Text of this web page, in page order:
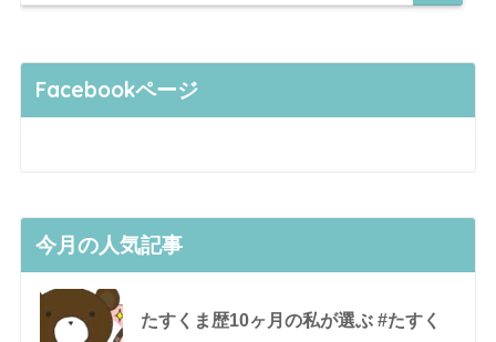
Facebookページ
今月の人気記事
たすくま歴10ヶ月の私が選ぶ #たすく